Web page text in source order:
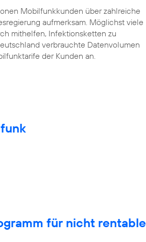
Mobilfunkkunden über zahlreiche
aufmerksam. Möglichst viele
mithelfen, Infektionsketten zu
verbrauchte Datenvolumen
der Kunden an.
für nicht rentable